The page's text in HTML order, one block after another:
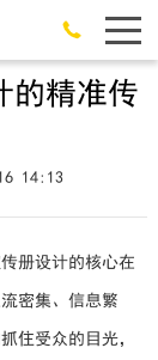
的精准传
14:13
册设计的核心在
密集、信息繁
住受众的目光，